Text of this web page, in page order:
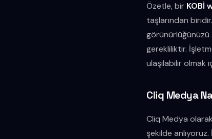
Özetle, bir KOBİ
taşlarından
görünürlüğünüzü
gerekliliktir.
ulaşılabilir olmak
Cliq Medya
Cliq Medya
şekilde